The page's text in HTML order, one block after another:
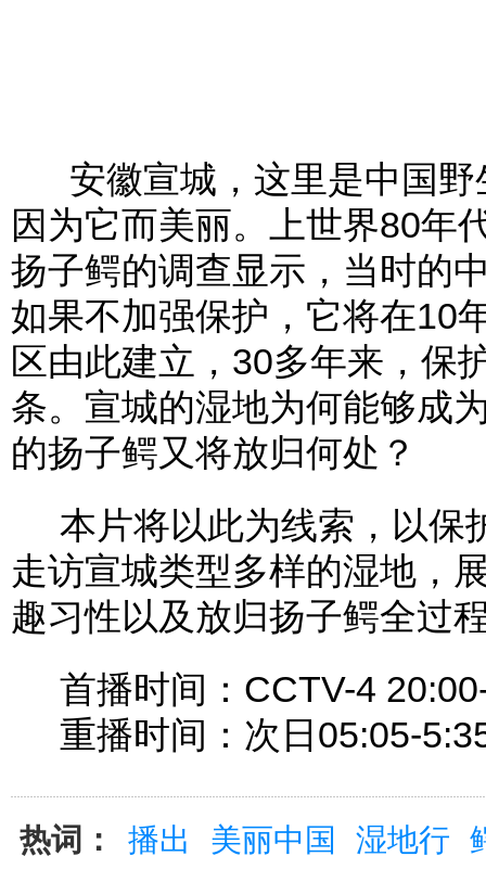
安徽宣城，这里是中国野
因为它而美丽。上世界80年
扬子鳄的调查显示，当时的
如果不加强保护，它将在10
区由此建立，30多年来，保
条。宣城的湿地为何能够成
的扬子鳄又将放归何处？
本片将以此为线索，以保
走访宣城类型多样的湿地，
趣习性以及放归扬子鳄全过
首播时间：CCTV-4
重播时间：次日05:05-
热词： 播出 美丽中国 湿地行